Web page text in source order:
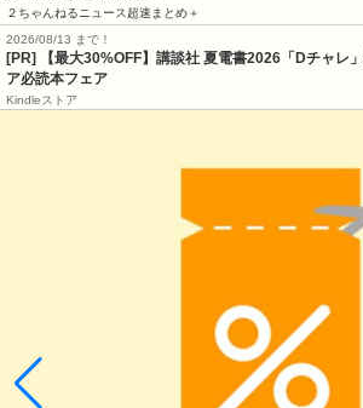
２ちゃんねるニュース超速まとめ＋
2026/08/13 まで！
[PR] 【最大30%OFF】講談社 夏電書2026「Dチャレ
ア必読本フェア
Kindleストア